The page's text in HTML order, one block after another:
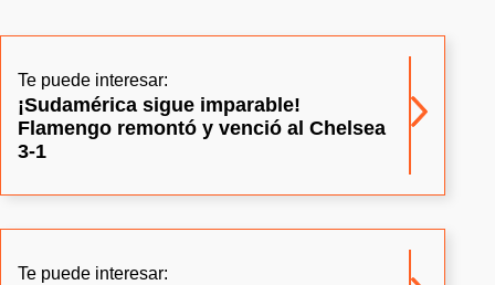
Te puede interesar:
¡Sudamérica sigue imparable!
Flamengo remontó y venció al Chelsea
3-1
Te puede interesar: